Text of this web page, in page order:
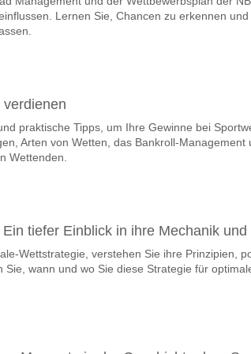
zwischen dem zu gewinnen ist
eine Wahrscheinlichkeit von 35%.
Spiel punkten Sevilla v Celta Vigo?
mit einem Prozentsatz von 55%.
Sevilla v Celta Vigo?
Sie das Korrektes Ergebnis von versuchen 1-
Lernen Sie, Chancen zu erkennen
praktische Tipps, um Ihre Gewinne bei
Arten von Wetten, das Bankroll-Management
Wettenden.
tiefer Einblick in ihre Mechanik und
Wettstrategie, verstehen Sie ihre Prinzipien,
Sie, wann und wo Sie diese Strategie für